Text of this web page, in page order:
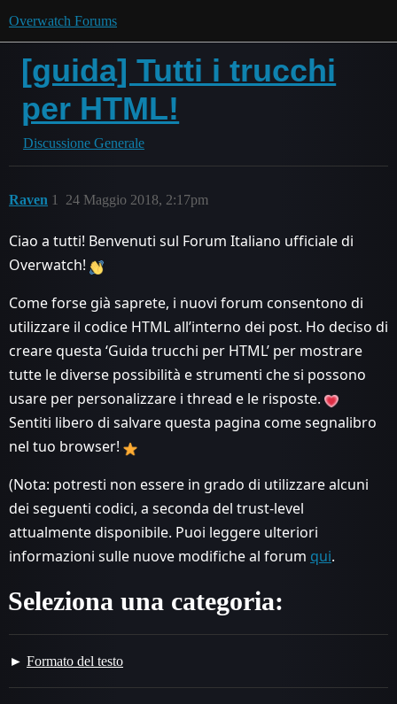
Overwatch Forums
[guida] Tutti i trucchi
per HTML!
Discussione Generale
Raven 24 Maggio 2018, 2:17pm
1
Ciao a tutti! Benvenuti sul Forum Italiano ufficiale di
Overwatch!
Come forse già saprete, i nuovi forum consentono di
utilizzare il codice HTML all’interno dei post. Ho deciso di
creare questa ‘Guida trucchi per HTML’ per mostrare
tutte le diverse possibilità e strumenti che si possono
usare per personalizzare i thread e le risposte.
Sentiti libero di salvare questa pagina come segnalibro
nel tuo browser!
(Nota: potresti non essere in grado di utilizzare alcuni
dei seguenti codici, a seconda del trust-level
attualmente disponibile. Puoi leggere ulteriori
informazioni sulle nuove modifiche al forum qui.
Seleziona una categoria:
Formato del testo